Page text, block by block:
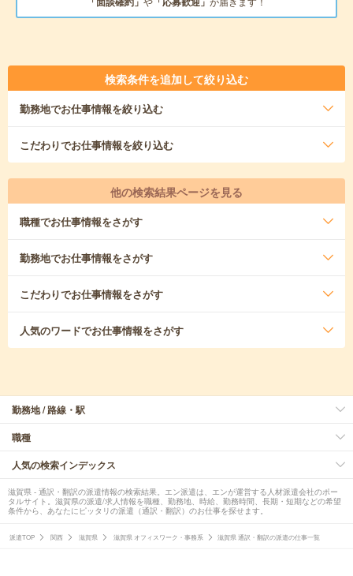
検索条件を追加して絞り込む
勤務地でお仕事情報を絞り込む
こだわりでお仕事情報を絞り込む
他の検索結果ページを見る
職種でお仕事情報をさがす
勤務地でお仕事情報をさがす
こだわりでお仕事情報をさがす
人気のワードでお仕事情報をさがす
勤務地 / 路線・駅
職種
人気の検索インデックス
滋賀県 - 通訳・翻訳の派遣情報の検索結果。エン派遣は、エンが運営する人材派遣会社のポー
タルサイト。滋賀県の派遣/求人情報を職種、勤務地、時給、勤務時間、長期・短期などの希望
条件から、あなたにピッタリの派遣（通訳・翻訳）のお仕事を探せます。
派遣TOP 関西 滋賀県 滋賀県 オフィスワーク・事務系 滋賀県 通訳・翻訳の派遣の仕事一覧